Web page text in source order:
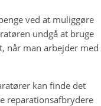
ved at muliggøre
undgå at bruge
når man arbejder med
kan finde det
reparationsafbrydere